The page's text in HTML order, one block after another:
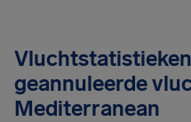
geannuleerde
Mediterranean